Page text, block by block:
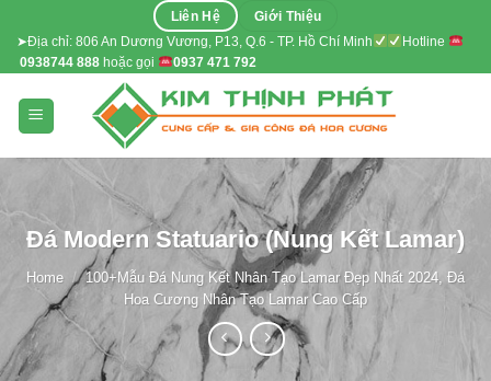
content
Liên Hệ Giới Thiệu
➤Địa chỉ: 806 An Dương Vương, P13, Q.6 - TP. Hồ Chí Minh
Hotline
0938744 888 hoặc gọi 0937 471 792
Đá Modern Statuario (Nung Kết Lamar)
Home / 100+Mẫu Đá Nung Kết Nhân Tạo Lamar Đẹp Nhất 2024, Đá
Hoa Cương Nhân Tạo Lamar Cao Cấp